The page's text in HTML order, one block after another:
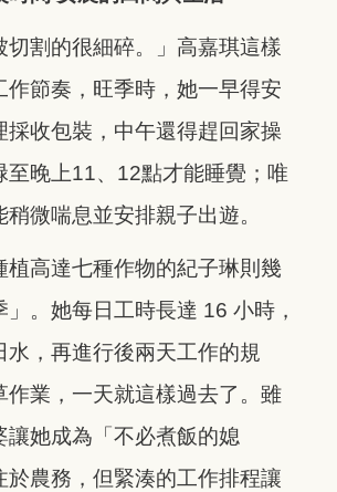
切割的很細碎。」高嘉琪這樣
作節奏，旺季時，她一早得安
採收包裝，中午還得趕回家操
至晚上11、12點才能睡覺；唯
微喘息並安排親子出遊。
植高達七種作物的紀子琳則幾
。她每日工時長達 16 小時，
水，再進行後兩天工作的規
作業，一天就這樣過去了。雖
讓她成為「不必煮飯的媳
於農務，但緊湊的工作排程讓